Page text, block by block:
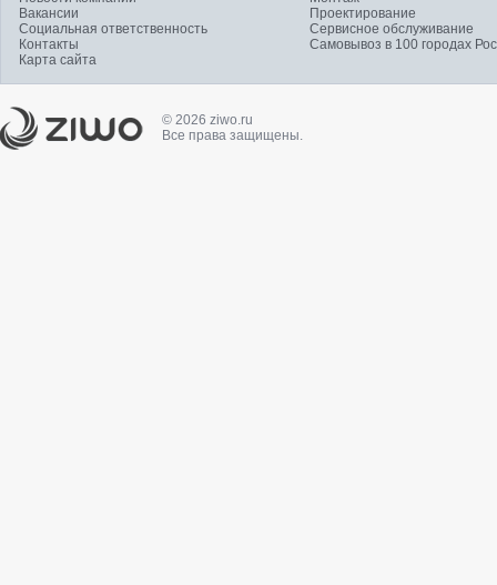
Вакансии
Социальная ответственность
Контакты
Карта сайта
Проектирование
Сервисное обслуживание
Самовывоз в 100 городах
© 2026 ziwo.ru
Все права защищены.